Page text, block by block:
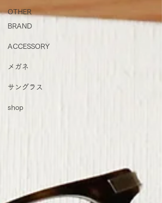
OTHER
BRAND
ACCESSORY
メガネ
サングラス
shop